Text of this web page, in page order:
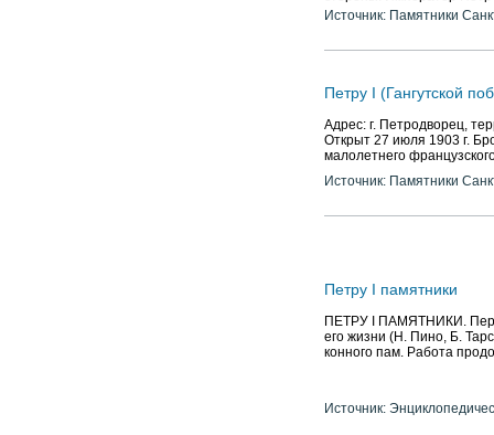
Источник: Памятники
Петру I (Гангутской
Адрес: г. Петродворец,
Открыт 27 июля 1903 г.
малолетнего
Источник: Памятники
Петру I памятники
ПЕТРУ I ПАМЯТНИКИ.
его жизни (Н. Пино, Б.
конного пам. Работа
Источник: